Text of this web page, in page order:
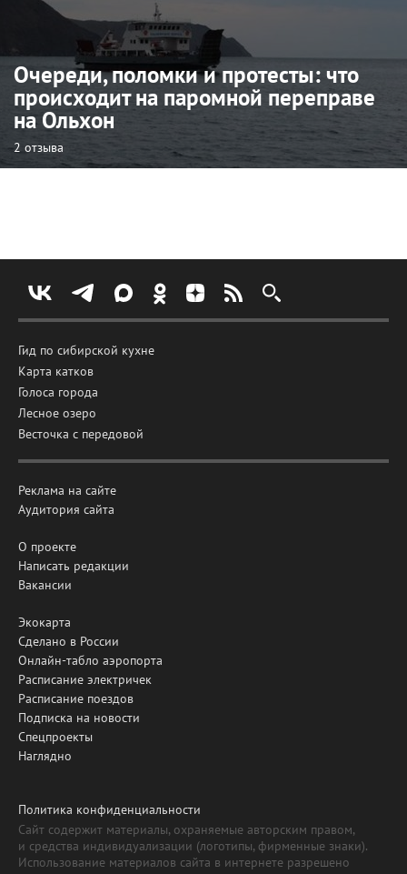
Очереди, поломки и протесты: что
происходит на паромной переправе
на Ольхон
2 отзыва
Гид по сибирской кухне
Карта катков
Голоса города
Лесное озеро
Весточка с передовой
Реклама на сайте
Аудитория сайта
О проекте
Написать редакции
Вакансии
Экокарта
Сделано в России
Онлайн-табло аэропорта
Расписание электричек
Расписание поездов
Подписка на новости
Спецпроекты
Наглядно
Политика конфиденциальности
Сайт содержит материалы, охраняемые авторским правом,
и средства индивидуализации (логотипы, фирменные знаки).
Использование материалов сайта в интернете разрешено